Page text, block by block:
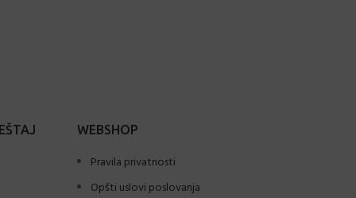
WEBSHOP
Pravila privatnosti
Opšti uslovi poslovanja